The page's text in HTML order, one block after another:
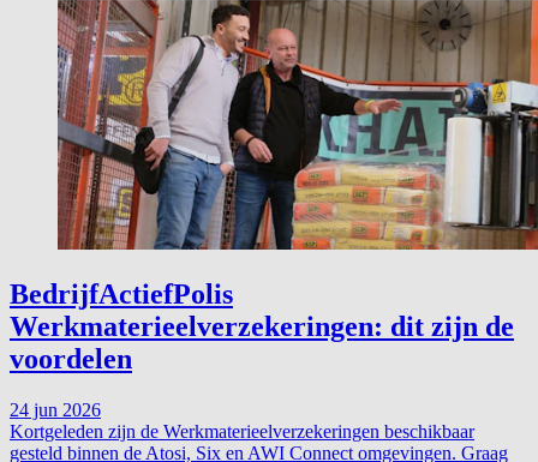
BedrijfActiefPolis
Werkmaterieelverzekeringen: dit zijn de
voordelen
24 jun 2026
Kortgeleden zijn de Werkmaterieelverzekeringen beschikbaar
gesteld binnen de Atosi, Six en AWI Connect omgevingen. Graag